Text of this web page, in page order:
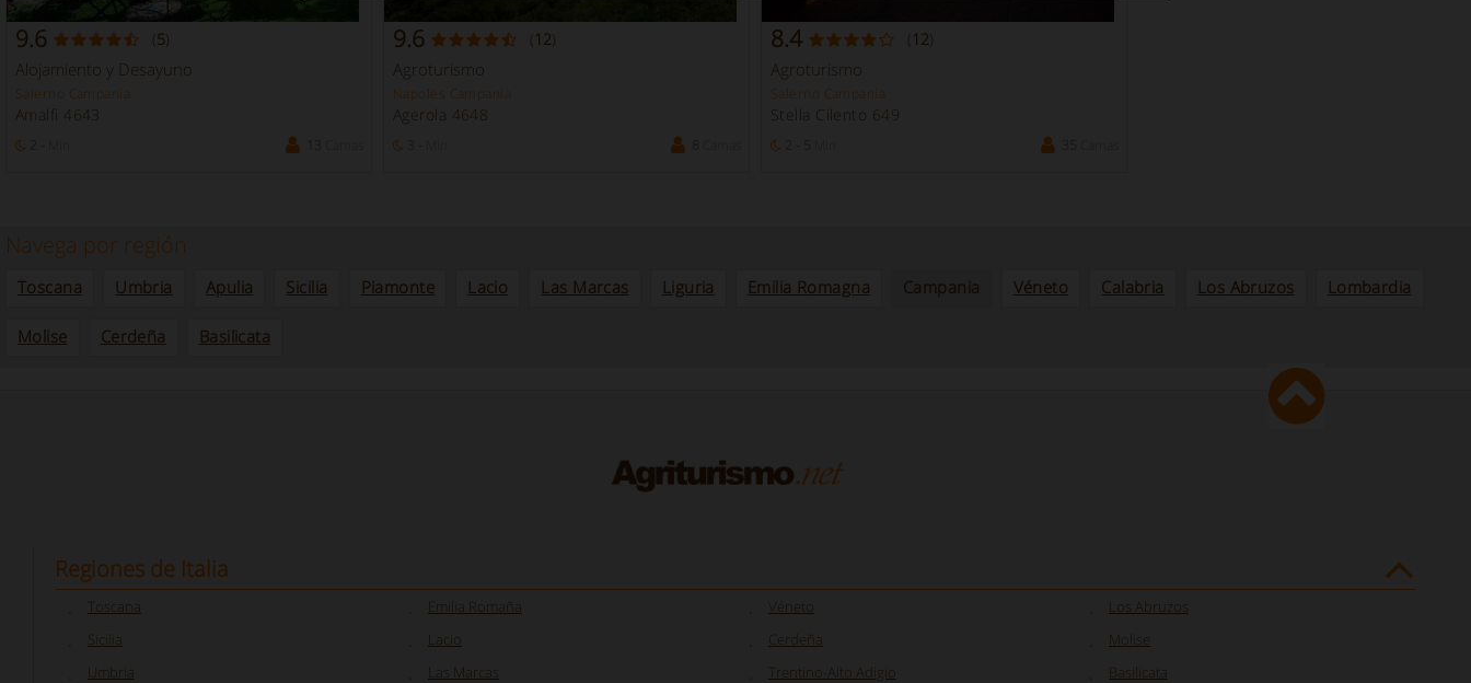
9.6 ( 5)
Alojamiento y Desayuno
Salerno Campania
Amalfi 4643
9.6 ( 12)
Agroturismo
Napoles Campania
Agerola 4648
8.4 ( 12)
Agroturismo
Salerno Campania
Stella Cilento 649
Navega por región
Toscana Umbria Apulia Sicilia Piamonte Lacio Las Marcas Liguria Emilia Romagna Campania Véneto Calabria Los Abruzos Lombardia
Molise Cerdeña Basilicata
Regiones de Italia
Toscana
Sicilia
Umbria
Emilia Romaña
Lacio
Las Marcas
Véneto
Cerdeña
Trentino-Alto Adigio
Los Abruzos
Molise
Basilicata